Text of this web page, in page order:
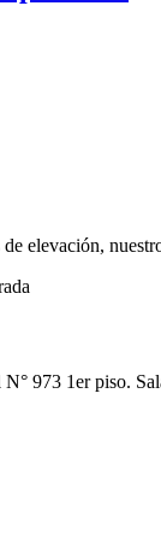
de elevación,
973 1er piso.